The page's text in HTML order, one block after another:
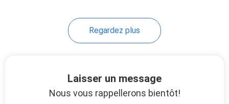
plateau optique de
Regardez plus
Laisser un message
Nous vous rappellerons bientôt!